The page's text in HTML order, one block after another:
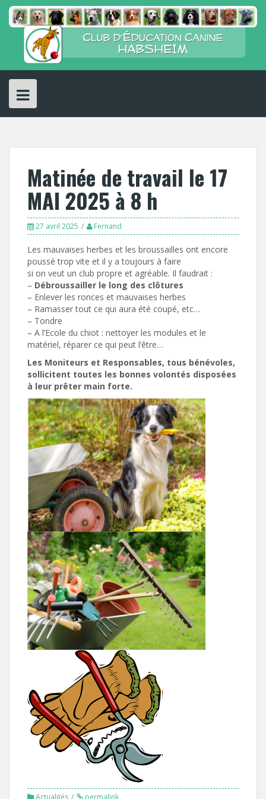
Skip
content
Matinée de travail le 17
MAI 2025 à 8 h
27 avril 2025 Fernand
Les mauvaises herbes et les broussailles ont encore
poussé trop vite et il y a toujours à faire
si on veut un club propre et agréable. Il faudrait :
– Débroussailler le long des clôtures
– Enlever les ronces et mauvaises herbes
– Ramasser tout ce qui aura été coupé, etc…
– Tondre
– A l’Ecole du chiot : nettoyer les modules et le
matériel, réparer ce qui peut l’être…
Les Moniteurs et Responsables, tous bénévoles,
sollicitent toutes les bonnes volontés disposées
à leur prêter main forte.
Actualités permalink